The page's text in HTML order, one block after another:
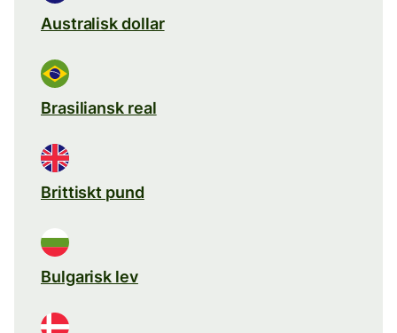
Australisk dollar
Brasiliansk real
Brittiskt pund
Bulgarisk lev